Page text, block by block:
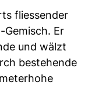
fliessender
Gemisch. Er
und wälzt
bestehende